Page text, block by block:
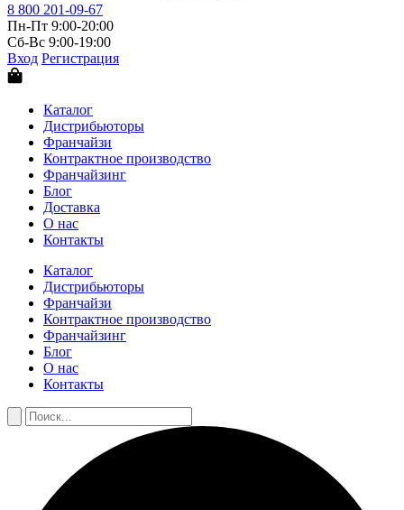
8 800 201-09-67
Пн-Пт 9:00-20:00
Сб-Вс 9:00-19:00
Вход Регистрация
Каталог
Дистрибьюторы
Франчайзи
Контрактное производство
Франчайзинг
Блог
Доставка
О нас
Контакты
Каталог
Дистрибьюторы
Франчайзи
Контрактное производство
Франчайзинг
Блог
О нас
Контакты